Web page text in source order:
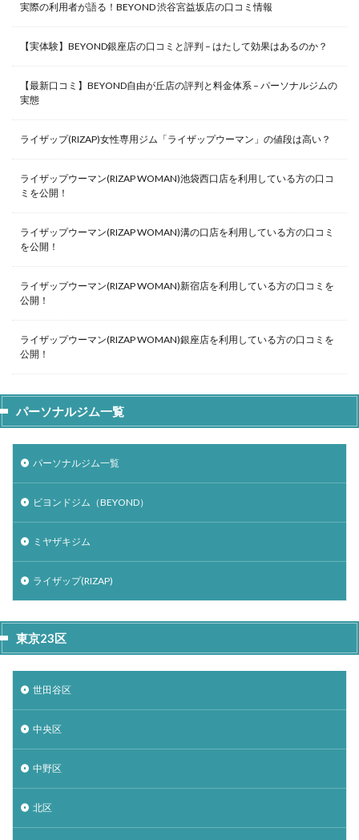
実際の利用者が語る！BEYOND 渋谷宮益坂店の口コミ情報
【実体験】BEYOND銀座店の口コミと評判 – はたして効果はあるのか？
【最新口コミ】BEYOND自由が丘店の評判と料金体系 – パーソナルジムの
実態
ライザップ(RIZAP)女性専用ジム「ライザップウーマン」の値段は高い？
ライザップウーマン(RIZAP WOMAN)池袋西口店を利用している方の口コ
ミを公開！
ライザップウーマン(RIZAP WOMAN)溝の口店を利用している方の口コミ
を公開！
ライザップウーマン(RIZAP WOMAN)新宿店を利用している方の口コミを
公開！
ライザップウーマン(RIZAP WOMAN)銀座店を利用している方の口コミを
公開！
パーソナルジム一覧
パーソナルジム一覧
ビヨンドジム（BEYOND）
ミヤザキジム
ライザップ(RIZAP)
東京23区
世田谷区
中央区
中野区
北区